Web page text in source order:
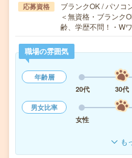
応募資格
ブランクOK / パソコ
＜無資格・ブランク
齢、学歴不問！・W
職場の雰囲気
年齢層
20代
30代
男女比率
女性
も